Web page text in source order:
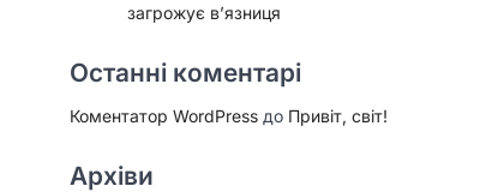
загрожує в’язниця
Останні коментарі
Коментатор WordPress до Привіт, світ!
Архіви